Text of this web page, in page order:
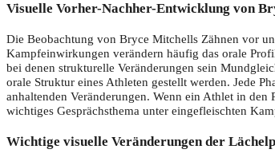
Visuelle Vorher-Nachher-Entwicklung von
Die Beobachtung von Bryce Mitchells Zähnen vor
Kampfeinwirkungen verändern häufig das orale
bei denen strukturelle Veränderungen sein
orale Struktur eines Athleten gestellt werden. Jede
anhaltenden Veränderungen. Wenn ein Athlet in
wichtiges Gesprächsthema unter eingefleischten
Wichtige visuelle Veränderungen der